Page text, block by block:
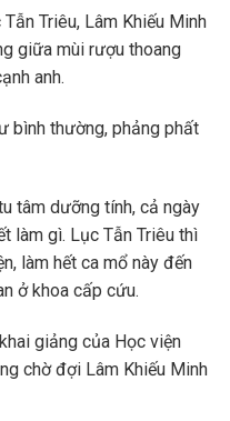
Triêu, Lâm Khiếu Minh
giữa mùi rượu thoang
anh.
bình thường, phảng phất
tâm dưỡng tính, cả ngày
làm gì. Lục Tẫn Triêu thì
làm hết ca mổ này đến
ở khoa cấp cứu.
giảng của Học viện
chờ đợi Lâm Khiếu Minh